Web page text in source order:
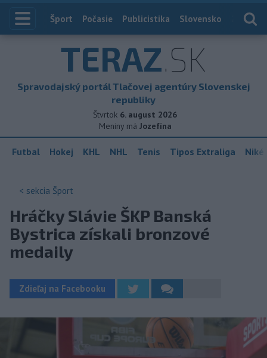
Index
Šport Počasie Publicistika Slovensko
TERAZ.SK
Spravodajský portál Tlačovej agentúry Slovenskej
republiky
Štvrtok 6. august 2026
Meniny má Jozefína
Futbal Hokej KHL NHL Tenis Tipos Extraliga
< sekcia Šport
Hráčky Slávie ŠKP Banská
Bystrica získali bronzové
medaily
Zdieľaj na Facebooku